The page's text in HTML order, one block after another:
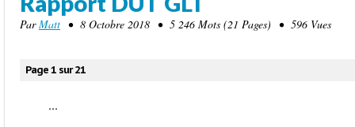
ParMatt • 8 Octobre 2018 • 5 246 Mots (21 Pages) • 596 Vues
Page 1 sur 21
...